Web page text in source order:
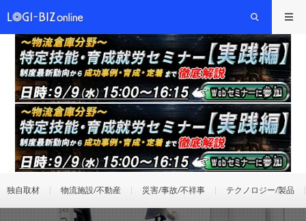
独自取材 物流施設/不動産 災害/事故/不祥事 テクノロジー/製品